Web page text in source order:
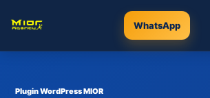
WhatsApp
Plugin WordPress MIOR